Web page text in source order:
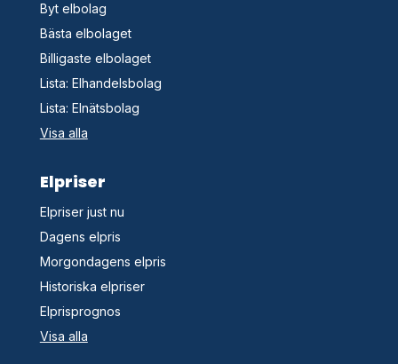
Byt elbolag
Bästa elbolaget
Billigaste elbolaget
Lista: Elhandelsbolag
Lista: Elnätsbolag
Visa alla
Elpriser
Elpriser just nu
Dagens elpris
Morgondagens elpris
Historiska elpriser
Elprisprognos
Visa alla